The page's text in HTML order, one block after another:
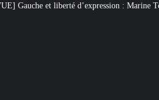
Marine Tondelier veut désormais interdire X